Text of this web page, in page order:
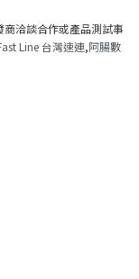
洽談合作或產品測試事
Line 台灣速連,阿腸數